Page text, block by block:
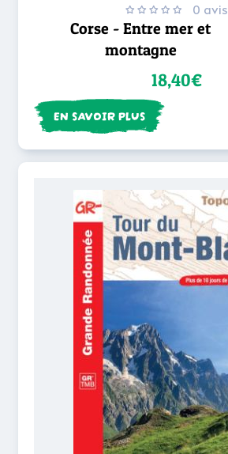
0 avis
Corse - Entre mer et
montagne
18,40€
EN SAVOIR PLUS